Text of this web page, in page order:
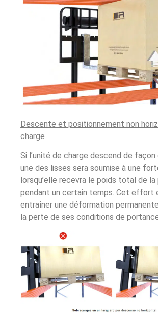
Descente et positionnement non
charge
Si l’unité de charge descend de façon
une des lisses sera soumise à une
lorsqu’elle recevra le poids total de
pendant un certain temps. Cet effort
entraîner une déformation
la perte de ses conditions de